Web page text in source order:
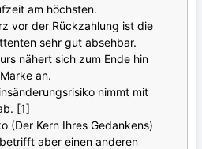
am höchsten.
vor der Rückzahlung ist die
sehr gut absehbar.
nähert sich zum Ende hin
an.
nimmt mit
[1]
(Der Kern Ihres Gedankens)
aber einen anderen